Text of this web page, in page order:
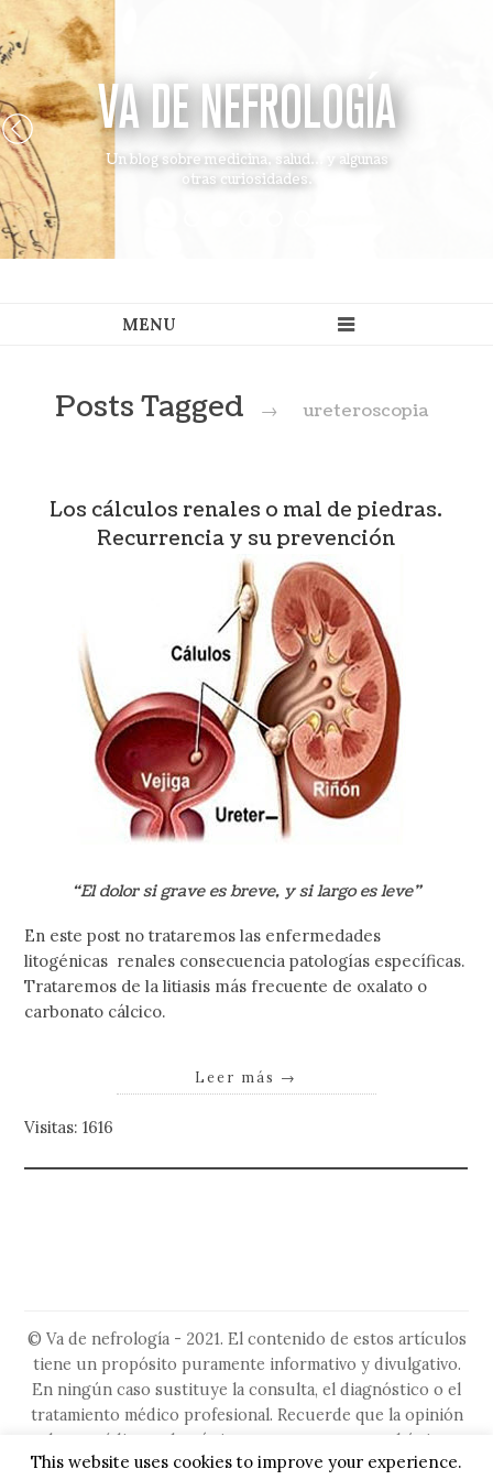
VA DE NEFROLOGÍA
Un blog sobre medicina, salud... y algunas
otras curiosidades.
Posts Tagged → ureteroscopia
Los cálculos renales o mal de piedras.
Recurrencia y su prevención
“El dolor si grave es breve, y si largo es leve”
En este post no trataremos las enfermedades
litogénicas renales consecuencia patologías específicas.
Trataremos de la litiasis más frecuente de oxalato o
carbonato cálcico.
Leer más →
Visitas: 1616
© Va de nefrología - 2021. El contenido de estos artículos
tiene un propósito puramente informativo y divulgativo.
En ningún caso sustituye la consulta, el diagnóstico o el
tratamiento médico profesional. Recuerde que la opinión
de su médico es la más importante, ya que es el único
capacitado para evaluar su situación particular. No ignore
This website uses cookies to improve your experience.